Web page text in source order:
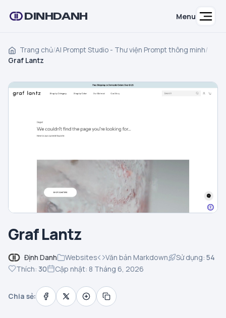
DINHDANH Menu
Trang chủ/AI Prompt Studio - Thư viện Prompt thông minh/
Graf Lantz
Graf Lantz
Định Danh Websites Văn bản Markdown Sử dụng: 54
Thích: 30 Cập nhật: 8 Tháng 6, 2026
Chia sẻ: